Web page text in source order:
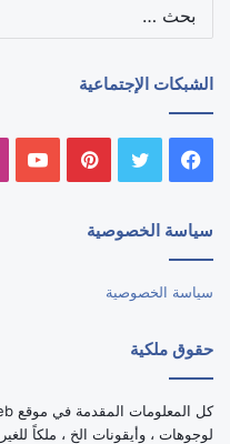
الشبكات الإجتماعية
فيسبوك تويتر بينتيريست
سياسة الخصوصية
سياسة الخصوصية
حقوق ملكية
لوجوهات ، وأيقونات الخ ، ملكاً